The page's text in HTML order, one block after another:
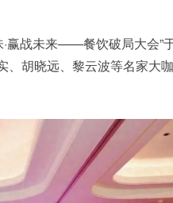
·赢战未来——餐饮破局大会”
、胡晓远、黎云波等名家大